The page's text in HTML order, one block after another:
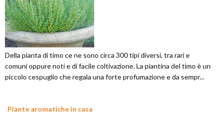
Della pianta di timo ce ne sono circa 300 tipi diversi, tra rari e
comuni oppure noti e di facile coltivazione. La piantina del timo è un
piccolo cespuglio che regala una forte profumazione e da sempr...
Piante aromatiche in casa